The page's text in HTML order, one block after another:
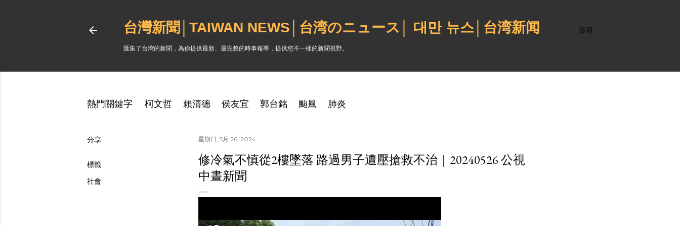
搜尋
台灣新聞│TAIWAN NEWS│台湾のニュース│ 대만 뉴스│台湾新闻
匯集了台灣的新聞，為你提供最新、最完整的時事報導，提供您不一樣的新聞視野。
熱門關鍵字 柯文哲 賴清德 侯友宜 郭台銘 颱風 肺炎
分享
標籤
社會
星期日, 5月 26, 2024
修冷氣不慎從2樓墜落 路過男子遭壓搶救不治｜20240526 公視
中晝新聞